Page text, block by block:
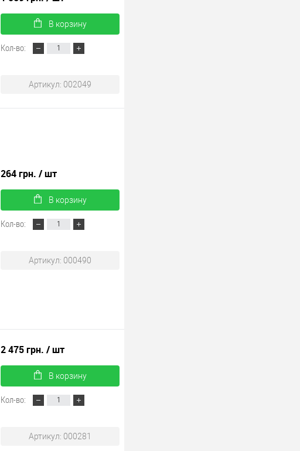
В корзину
Кол-во:
Артикул: 002049
264 грн. / шт
В корзину
Кол-во:
Артикул: 000490
2 475 грн. / шт
В корзину
Кол-во:
Артикул: 000281